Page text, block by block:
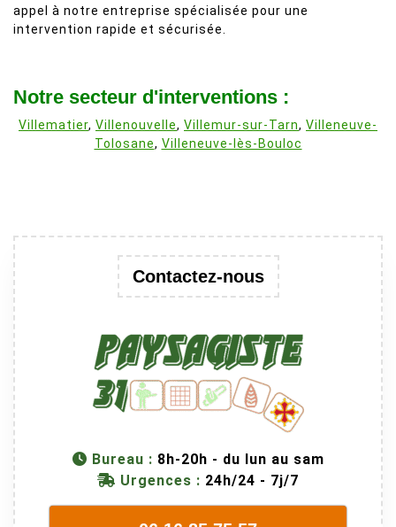
appel à notre entreprise spécialisée pour une
intervention rapide et sécurisée.
Notre secteur d'interventions :
Villematier, Villenouvelle, Villemur-sur-Tarn, Villeneuve-
Tolosane, Villeneuve-lès-Bouloc
Contactez-nous
Bureau : 8h-20h - du lun au sam
Urgences : 24h/24 - 7j/7